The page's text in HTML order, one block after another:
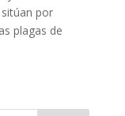
por
plagas de